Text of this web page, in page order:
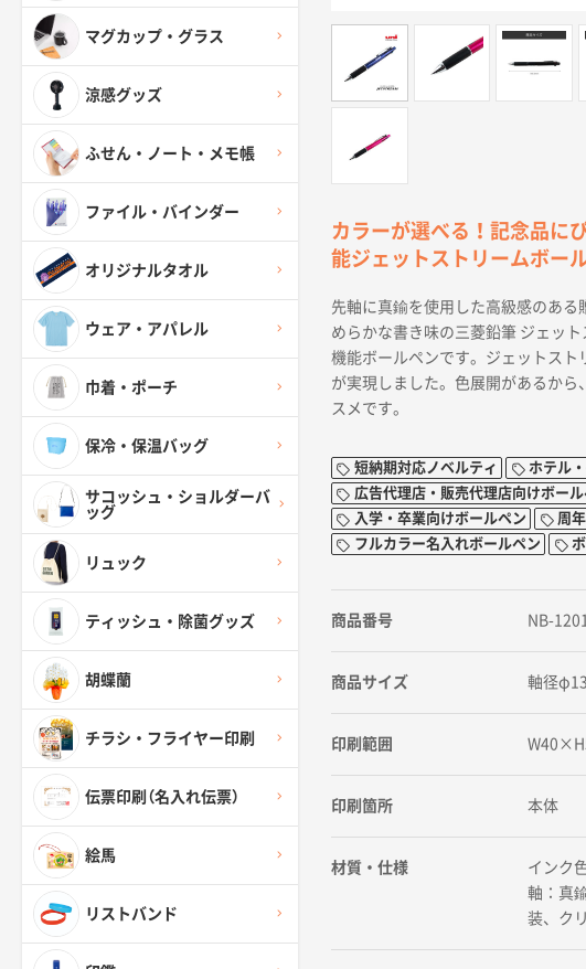
マグカップ・グラス
涼感グッズ
ふせん・ノート・メモ帳
ファイル・バインダー
オリジナルタオル
ウェア・アパレル
巾着・ポーチ
保冷・保温バッグ
サコッシュ・ショルダーバ
ッグ
リュック
ティッシュ・除菌グッズ
胡蝶蘭
チラシ・フライヤー印刷
伝票印刷（名入れ伝票）
絵馬
リストバンド
カラーが選べる！記念品に
能ジェットストリームボー
先軸に真鍮を使用した高級感のあ
めらかな書き味の三菱鉛筆 ジェッ
機能ボールペンです。ジェットス
が実現しました。色展開があるから
スメです。
短納期対応ノベルティ ホテル
広告代理店・販売代理店向けボール
入学・卒業向けボールペン
周
フルカラー名入れボールペン
商品番号 NB-
商品サイズ 軸径
印刷範囲
印刷箇所 本体
材質・仕様
インク
軸：真
装、ク